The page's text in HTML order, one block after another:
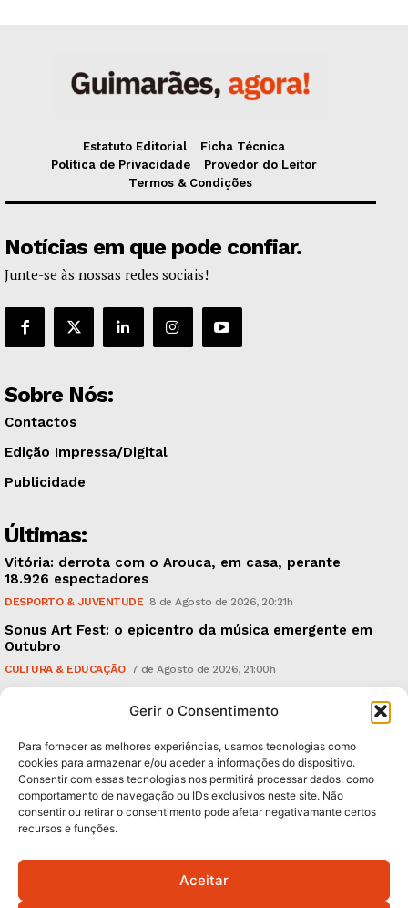
Gerir o Consentimento
Para fornecer as melhores experiências, usamos tecnologias como
cookies para armazenar e/ou aceder a informações do dispositivo.
Consentir com essas tecnologias nos permitirá processar dados, como
comportamento de navegação ou IDs exclusivos neste site. Não
consentir ou retirar o consentimento pode afetar negativamante certos
recursos e funções.
Aceitar
Estatuto Editorial
Ficha Técnica
Política de Privacidade
Provedor do Leitor
Termos & Condições
Notícias em que pode confiar.
Junte-se às nossas redes sociais!
Sobre Nós:
Contactos
Edição Impressa/Digital
Publicidade
Últimas:
Vitória: derrota com o Arouca, em casa, perante
18.926 espectadores
DESPORTO & JUVENTUDE 8 de Agosto de 2026, 20:21h
Sonus Art Fest: o epicentro da música emergente em
Outubro
CULTURA & EDUCAÇÃO 7 de Agosto de 2026, 21:00h
Subscreva Newsletter:
QUERO ADERIR